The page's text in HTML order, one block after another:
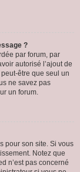
?
par forum, par
autorisé l’ajout de
être que seul un
ne savez pas
un forum.
pour son site. Si vous
Notez que
n’est pas concerné